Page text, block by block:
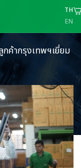
TH
EN
ค้ากรุงเทพฯเยี่ยม